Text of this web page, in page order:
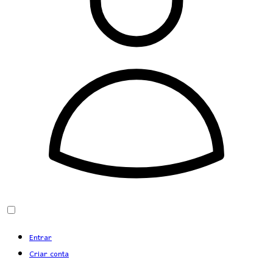
Entrar
Criar conta